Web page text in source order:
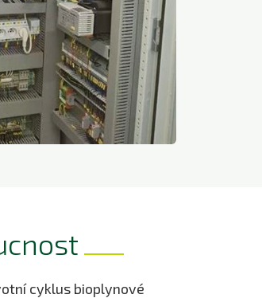
cyklus bioplynové